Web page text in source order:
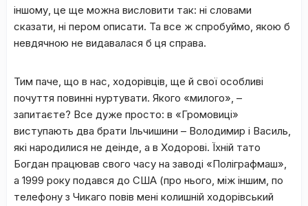
іншому, це ще можна висловити так: ні словами
сказати, ні пером описати. Та все ж спробуймо, якою б
невдячною не видавалася б ця справа.
Тим паче, що в нас, ходорівців, ще й свої особливі
почуття повинні нуртувати. Якого «милого», –
запитаєте? Все дуже просто: в «Громовиці»
виступають два брати Ільчишини – Володимир і Василь,
які народилися не деінде, а в Ходорові. Їхній тато
Богдан працював свого часу на заводі «Поліграфмаш»,
а 1999 року подався до США (про нього, між іншим, по
телефону з Чикаго повів мені колишній ходорівський